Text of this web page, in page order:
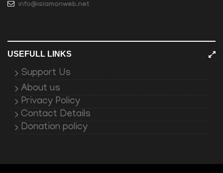
info@islamonweb.net
USEFULL LINKS
Support Us
About us
Privacy Policy
Contact Details
Donation policy